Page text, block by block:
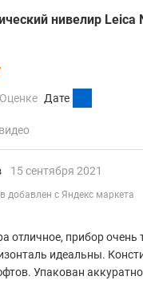
нивелир Leica
Оценке Дате
15 сентября 2021
добавлен с Яндекс маркета
отличное, прибор очень
идеальны.
Упакован аккуратно